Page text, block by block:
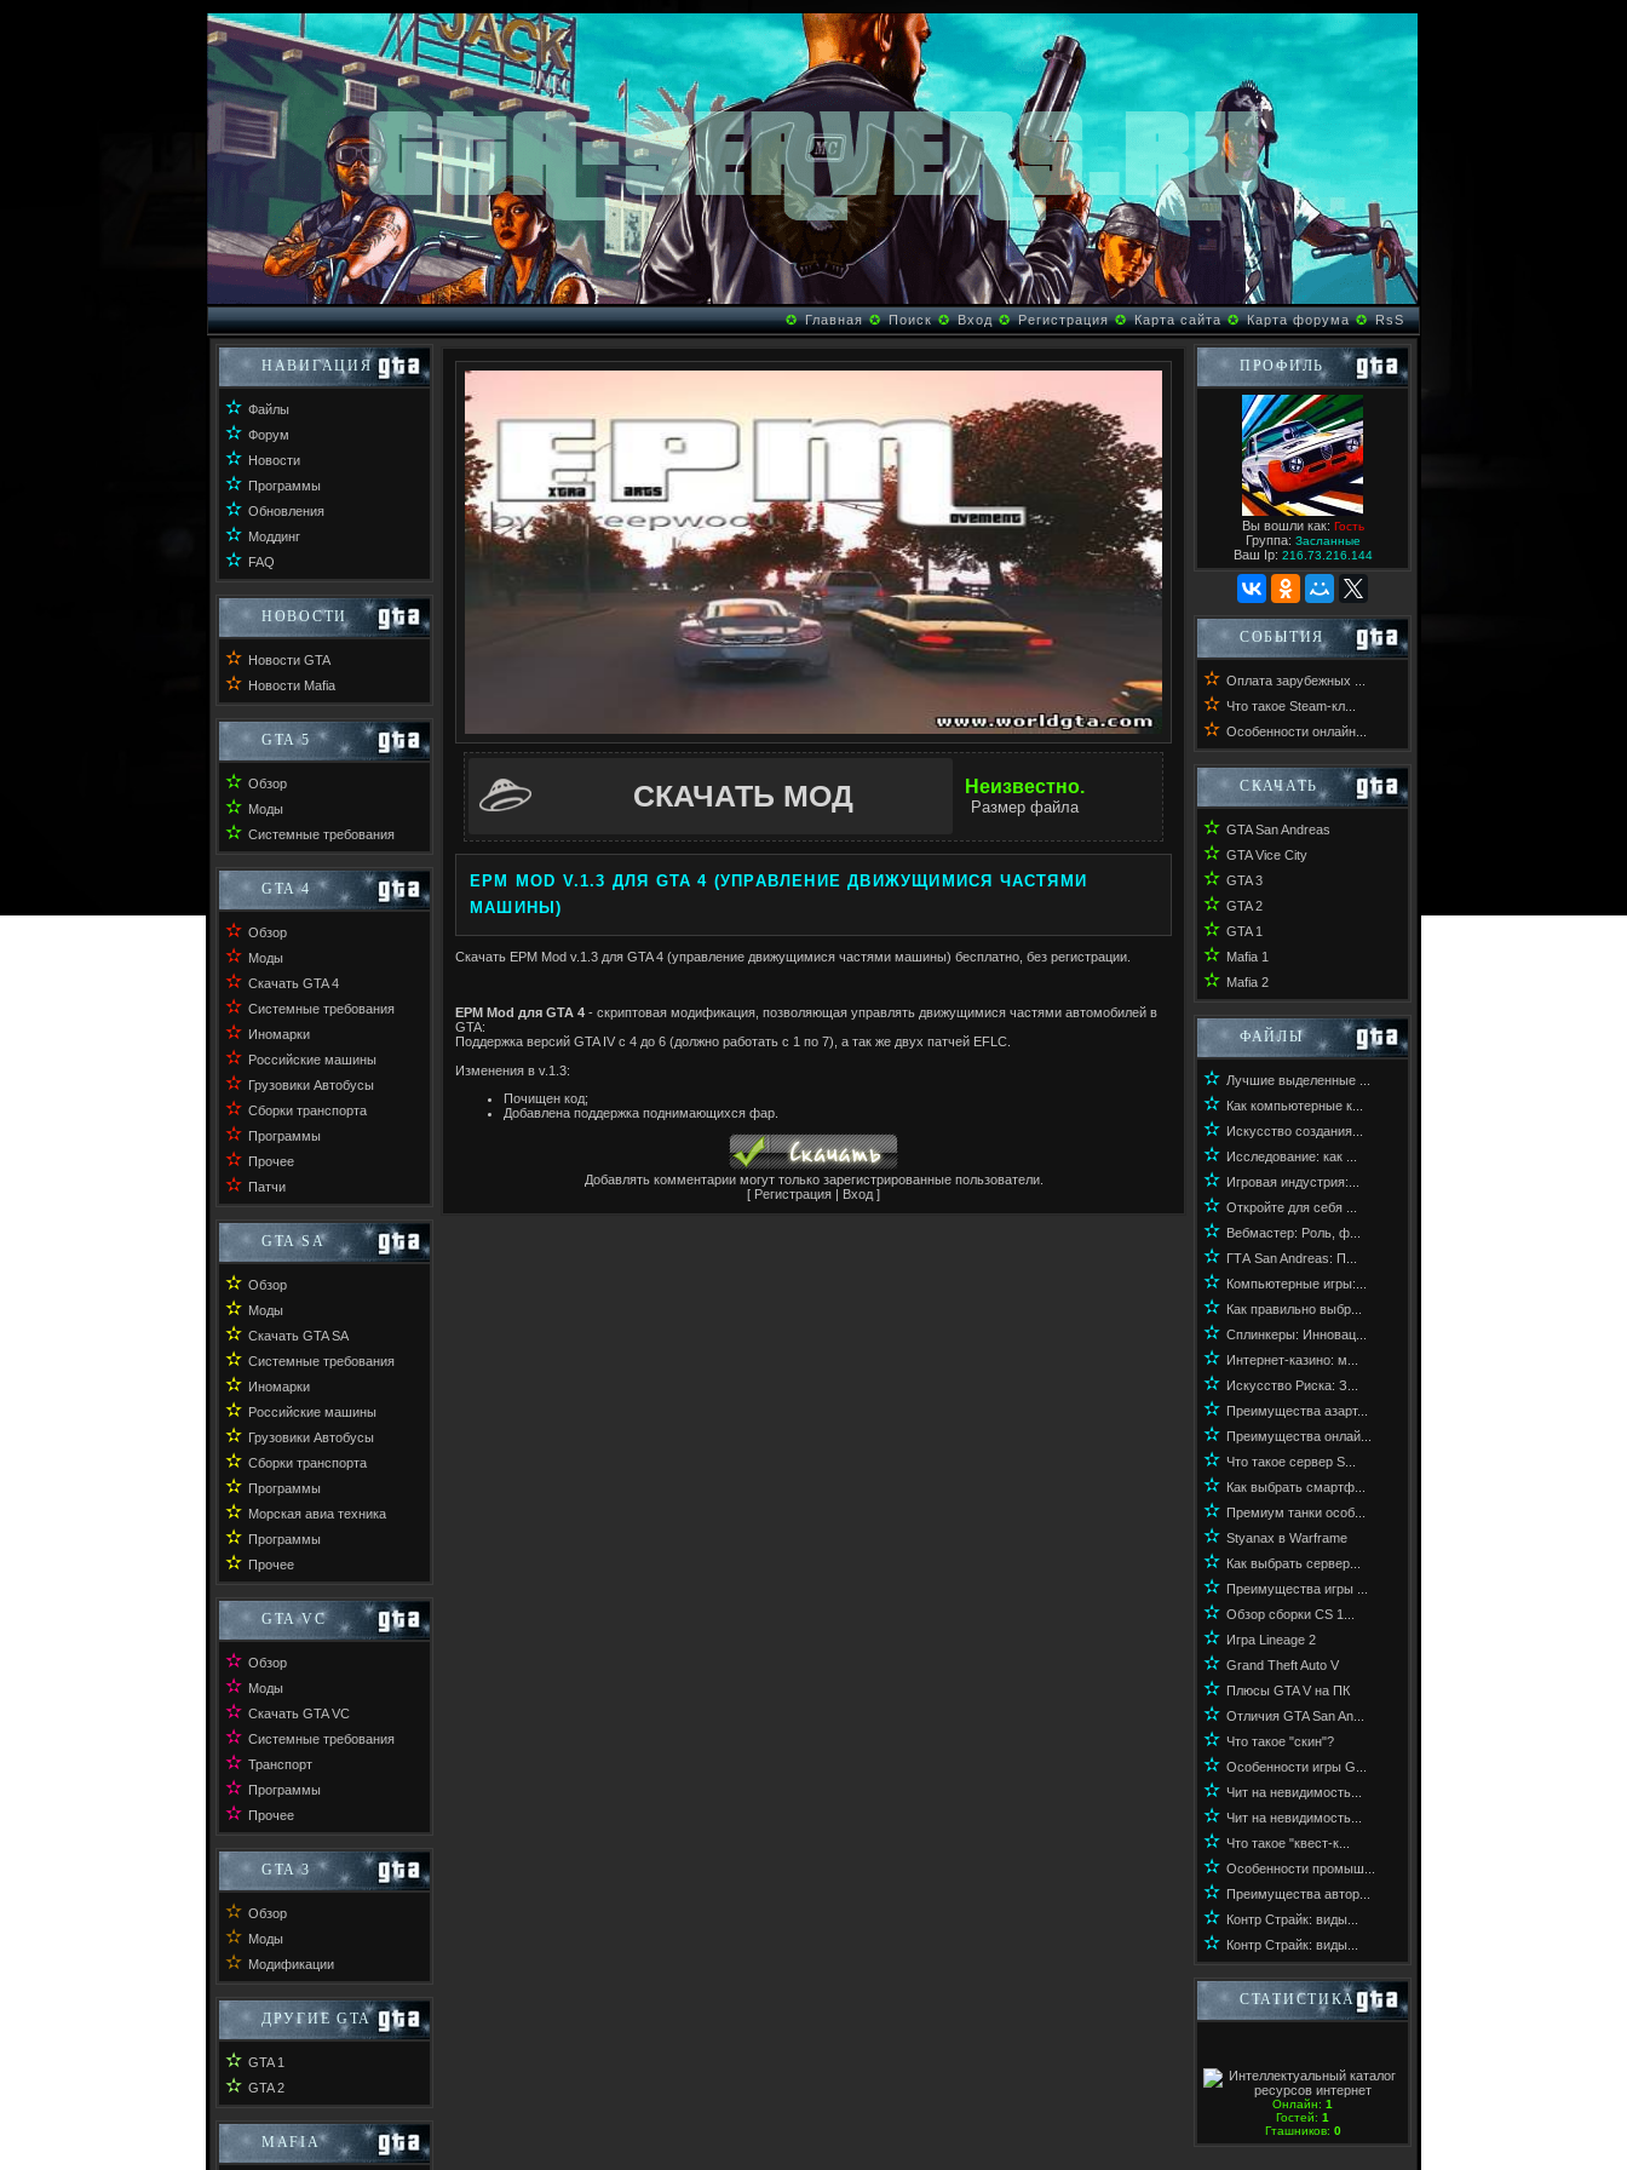
✪Главная✪Поиск✪Вход✪Регистрация✪Карта сайта✪Карта форума✪RsS
НАВИГАЦИЯ
✫ Файлы
✫ Форум
✫ Новости
✫ Программы
✫ Обновления
✫ Моддинг
✫ FAQ
НОВОСТИ
✫ Новости GTA
✫ Новости Mafia
GTA 5
✫ Обзор
✫ Моды
✫ Системные требования
GTA 4
✫ Обзор
✫ Моды
✫ Скачать GTA 4
✫ Системные требования
✫ Иномарки
✫ Российские машины
✫ Грузовики Автобусы
✫ Сборки транспорта
✫ Программы
✫ Прочее
✫ Патчи
GTA SA
✫ Обзор
✫ Моды
✫ Скачать GTA SA
✫ Системные требования
✫ Иномарки
✫ Российские машины
✫ Грузовики Автобусы
✫ Сборки транспорта
✫ Программы
✫ Морская авиа техника
✫ Программы
✫ Прочее
GTA VC
✫ Обзор
✫ Моды
✫ Скачать GTA VC
✫ Системные требования
✫ Транспорт
✫ Программы
✫ Прочее
GTA 3
✫ Обзор
✫ Моды
✫ Модификации
ДРУГИЕ GTA
✫ GTA 1
✫ GTA 2
MAFIA
СКАЧАТЬ МОД Неизвестно.
Размер файла
EPM MOD V.1.3 ДЛЯ GTA 4 (УПРАВЛЕНИЕ ДВИЖУЩИМИСЯ ЧАСТЯМИ
МАШИНЫ)
Скачать EPM Mod v.1.3 для GTA 4 (управление движущимися частями машины) бесплатно, без регистрации.
EPM Mod для GTA 4 - скриптовая модификация, позволяющая управлять движущимися частями автомобилей в
GTA:
Поддержка версий GTA IV с 4 до 6 (должно работать с 1 по 7), а так же двух патчей EFLC.
Изменения в v.1.3:
Почищен код;
Добавлена поддержка поднимающихся фар.
Добавлять комментарии могут только зарегистрированные пользователи.
[ Регистрация | Вход ]
ПРОФИЛЬ
Вы вошли как: Гость
Группа: Засланные
Ваш Ip: 216.73.216.144
СОБЫТИЯ
✫ Оплата зарубежных ...
✫ Что такое Steam-кл...
✫ Особенности онлайн...
СКАЧАТЬ
✫ GTA San Andreas
✫ GTA Vice City
✫ GTA 3
✫ GTA 2
✫ GTA 1
✫ Mafia 1
✫ Mafia 2
ФАЙЛЫ
✫ Лучшие выделенные ...
✫ Как компьютерные к...
✫ Искусство создания...
✫ Исследование: как ...
✫ Игровая индустрия:...
✫ Откройте для себя ...
✫ Вебмастер: Роль, ф...
✫ ГТА San Andreas: П...
✫ Компьютерные игры:...
✫ Как правильно выбр...
✫ Сплинкеры: Инновац...
✫ Интернет-казино: м...
✫ Искусство Риска: З...
✫ Преимущества азарт...
✫ Преимущества онлай...
✫ Что такое сервер S...
✫ Как выбрать смартф...
✫ Премиум танки особ...
✫ Styanax в Warframe
✫ Как выбрать сервер...
✫ Преимущества игры ...
✫ Обзор сборки CS 1...
✫ Игра Lineage 2
✫ Grand Theft Auto V
✫ Плюсы GTA V на ПК
✫ Отличия GTA San An...
✫ Что такое "скин"?
✫ Особенности игры G...
✫ Чит на невидимость...
✫ Чит на невидимость...
✫ Что такое "квест-к...
✫ Особенности промыш...
✫ Преимущества автор...
✫ Контр Страйк: виды...
✫ Контр Страйк: виды...
СТАТИСТИКА
Онлайн: 1
Гостей: 1
Гташников: 0